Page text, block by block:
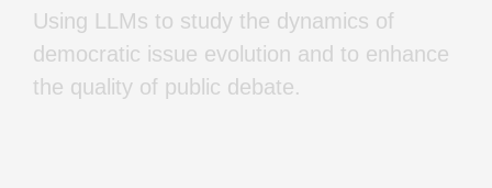
Using LLMs to study the dynamics of
democratic issue evolution and to enhance
the quality of public debate.